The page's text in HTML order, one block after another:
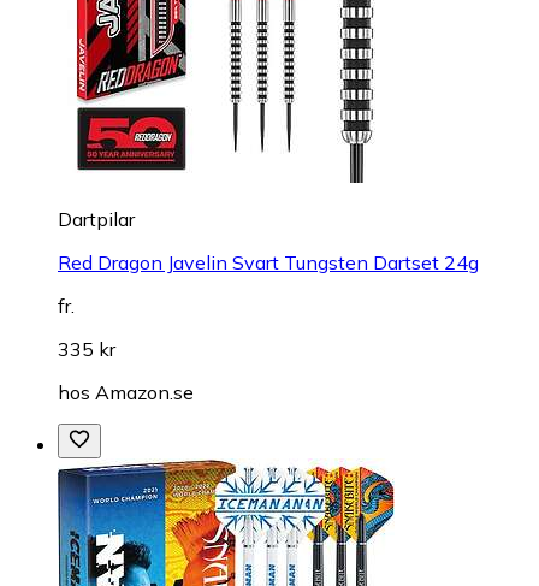
Dartpilar
Red Dragon Javelin Svart Tungsten Dartset 24g
fr.
335 kr
hos Amazon.se